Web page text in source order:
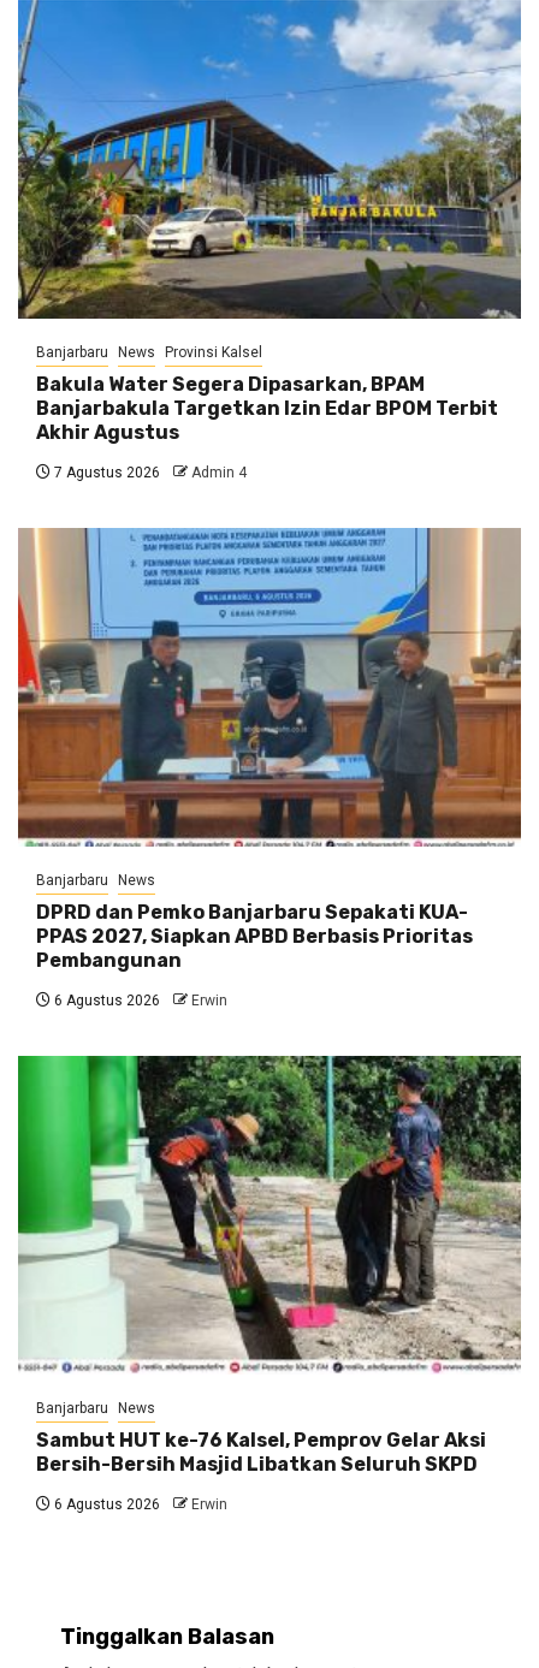
Banjarbaru News Provinsi Kalsel
Bakula Water Segera Dipasarkan, BPAM
Banjarbakula Targetkan Izin Edar BPOM Terbit
Akhir Agustus
7 Agustus 2026 Admin 4
Banjarbaru News
DPRD dan Pemko Banjarbaru Sepakati KUA-
PPAS 2027, Siapkan APBD Berbasis Prioritas
Pembangunan
6 Agustus 2026 Erwin
Banjarbaru News
Sambut HUT ke-76 Kalsel, Pemprov Gelar Aksi
Bersih-Bersih Masjid Libatkan Seluruh SKPD
6 Agustus 2026 Erwin
Tinggalkan Balasan